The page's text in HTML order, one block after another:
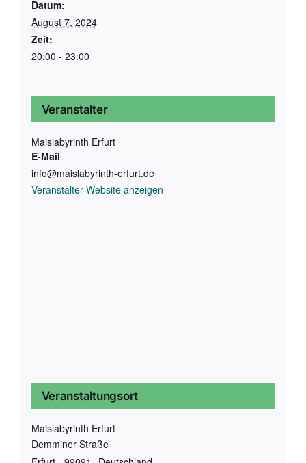
Datum:
August 7, 2024
Zeit:
20:00 - 23:00
Veranstalter
Maislabyrinth Erfurt
E-Mail
info@maislabyrinth-erfurt.de
Veranstalter-Website anzeigen
Veranstaltungsort
Maislabyrinth Erfurt
Demminer Straße